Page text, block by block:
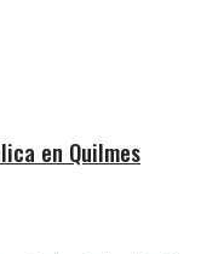
en Quilmes